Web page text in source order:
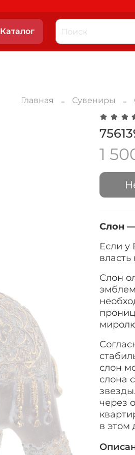
Каталог
Главная Сувениры
1
Слон —
Если у
власть
Слон
слон
слона
через
в этом